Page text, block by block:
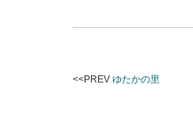
<<PREV ゆたかの里